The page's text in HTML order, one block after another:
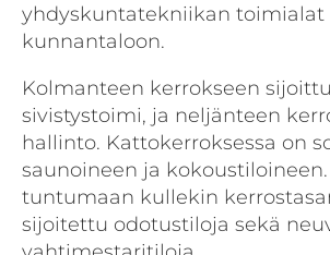
yhdyskuntatekniikan toimialat
kunnantaloon.
Kolmanteen kerrokseen
sivistystoimi, ja neljänteen
hallinto. Kattokerroksessa on
saunoineen ja
tuntumaan kullekin
sijoitettu odotustiloja sekä